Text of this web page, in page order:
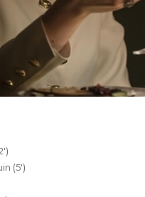
(5′)